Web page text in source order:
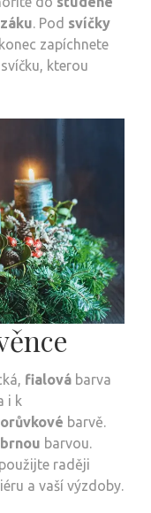
. Pod svíčky
zapíchnete
kterou
fialová barva
i k
barvě.
barvou.
raději
a vaší výzdoby.